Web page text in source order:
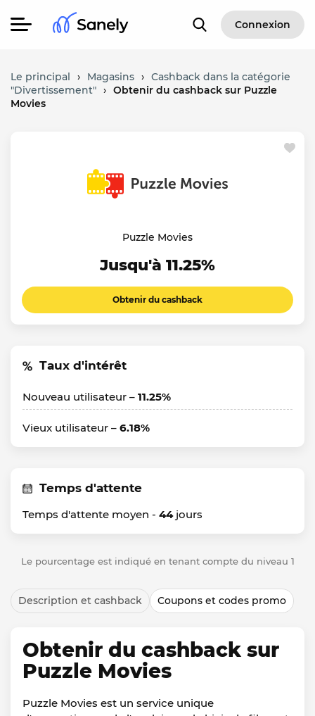
Connexion
Le principal › Magasins › Cashback dans la catégorie
"Divertissement" › Obtenir du cashback sur Puzzle
Movies
Puzzle Movies
Jusqu'à 11.25%
Obtenir du cashback
Taux d'intérêt
Nouveau utilisateur – 11.25%
Vieux utilisateur – 6.18%
Temps d'attente
Temps d'attente moyen - 44jours
Le pourcentage est indiqué en tenant compte du niveau 1
Description et cashback Coupons et codes promo
Obtenir du cashback sur
Puzzle Movies
Puzzle Movies est un service unique